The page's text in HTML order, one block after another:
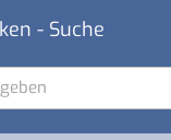
- Suche